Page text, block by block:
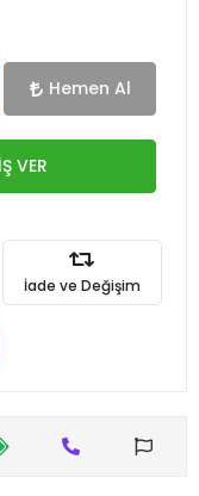
Hemen Al
VER
İade ve Değişim